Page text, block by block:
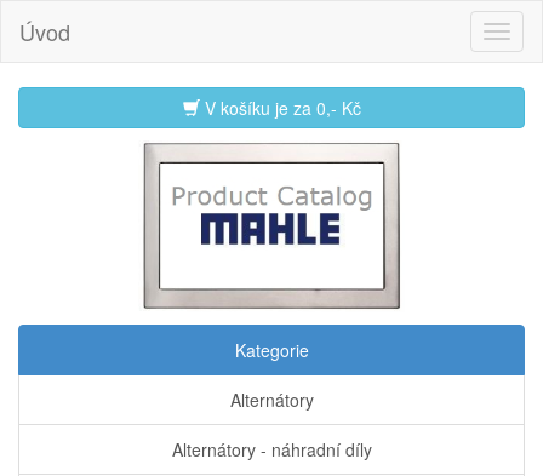
Úvod
V košíku je za 0,- Kč
Kategorie
Alternátory
Alternátory - náhradní díly